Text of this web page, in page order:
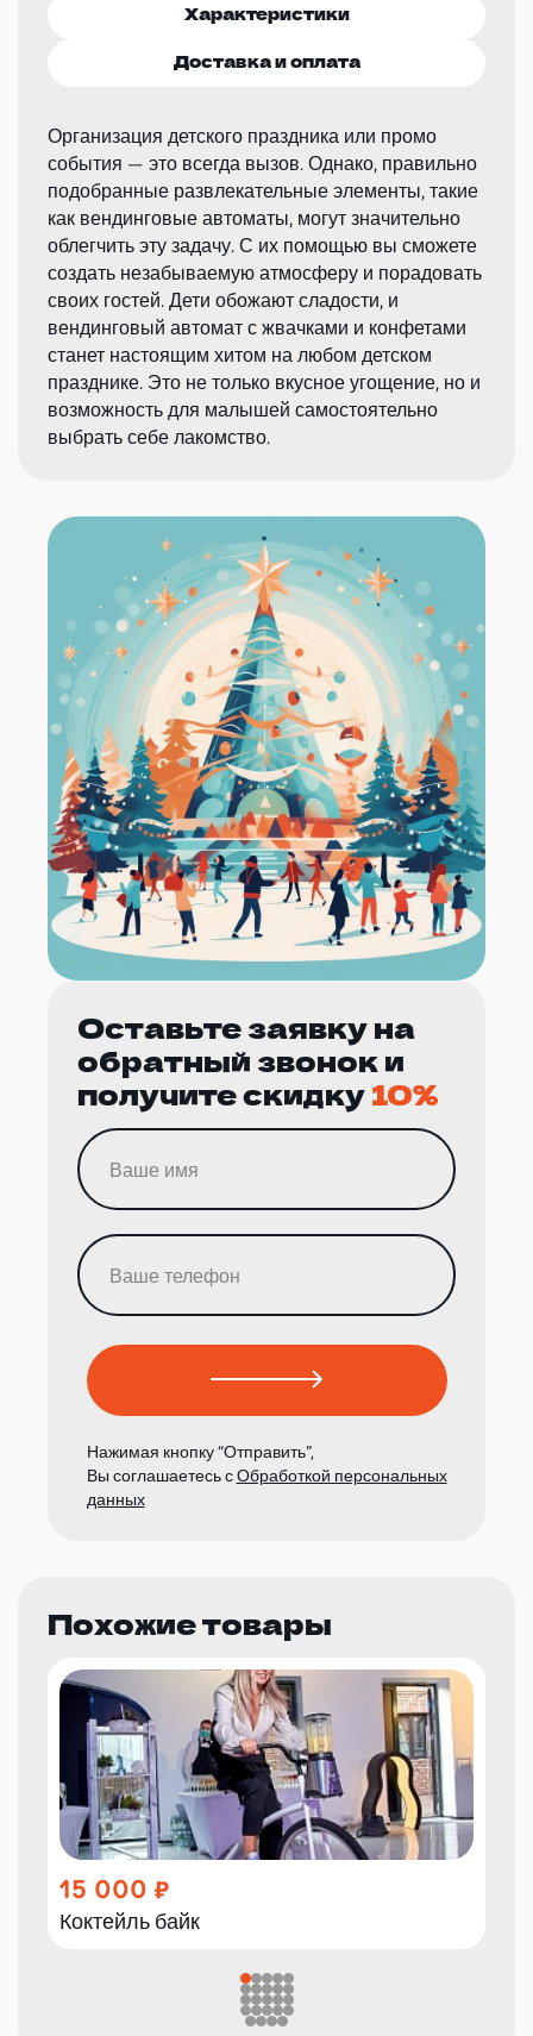
Характеристики
Доставка и оплата
Организация детского праздника или промо
события — это всегда вызов. Однако, правильно
подобранные развлекательные элементы, такие
как вендинговые автоматы, могут значительно
облегчить эту задачу. С их помощью вы сможете
создать незабываемую атмосферу и порадовать
своих гостей. Дети обожают сладости, и
вендинговый автомат с жвачками и конфетами
станет настоящим хитом на любом детском
празднике. Это не только вкусное угощение, но и
возможность для малышей самостоятельно
выбрать себе лакомство.
Оставьте заявку на
обратный звонок и
получите скидку10%
Нажимая кнопку “Отправить”,
Вы соглашаетесь сОбработкой персональных
данных
Похожие товары
15 000
Коктейль байк